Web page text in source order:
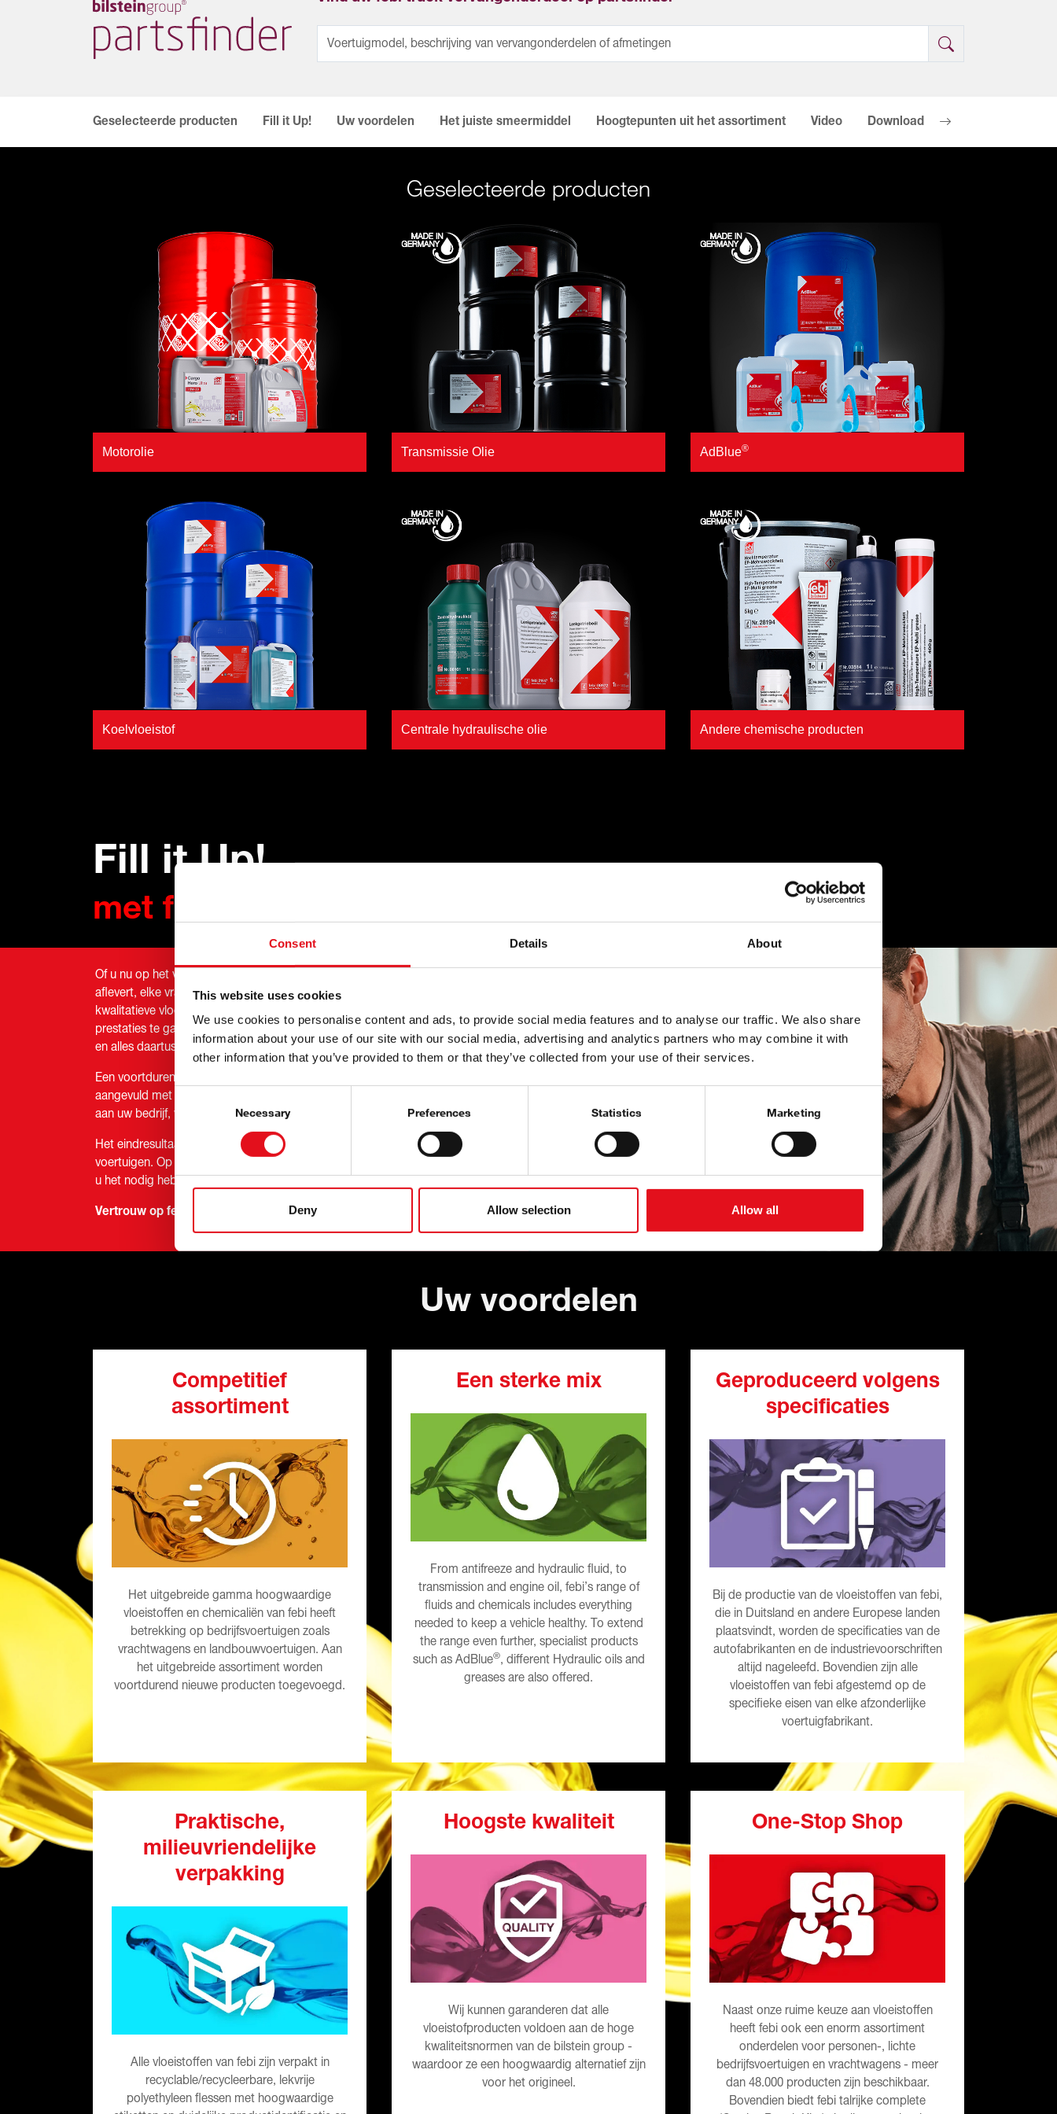
Consent Details About
This website uses cookies
We use cookies to personalise content and ads, to provide social media features and to analyse our traffic. We also share
information about your use of our site with our social media, advertising and analytics partners who may combine it with
other information that you’ve provided to them or that they’ve collected from your use of their services.
Selection
Necessary Preferences Statistics Marketing
Deny Allow selection Allow all
Geselecteerde producten Fill it Up! Uw voordelen Het juiste smeermiddel Hoogtepunten uit het assortiment Video Download Duurzaamheid
Geselecteerde producten
Motorolie
Koelvloeistof
Transmissie Olie
Centrale hydraulische olie
AdBlue®
Andere chemische producten
Fill it Up!
met febi vloeistoffen
Of u nu op het veld werkt, zware lasten vervoert of pakketten voor het werk
aflevert, elke vrachtwagen, bus en/of terreinwagen heeft hoogwaardige
kwalitatieve vloeistoffen en chemicaliën nodig om betrouwbaarheid en
prestaties te garanderen. Van krachtige vrachtwagens en bussen tot tractoren
en alles daartussenin, febi heeft wat u zoekt - van start tot finish.
Een voortdurend groeiend kwaliteitsassortiment van OEM-specificaties wordt
aangevuld met een gebruiksvriendelijke online catalogus en een snelle levering
aan uw bedrijf, werkplaats/garage of groothandel.
Het eindresultaat? Goed onderhouden en betrouwbaar werkende machines en
voertuigen. Op of naast de snelweg, febi heeft alles wat u nodig hebt, wanneer
u het nodig hebt - de juiste oplossing voor u, uw voertuig en uw wagenpark.
Vertrouw op febi vloeistoffen & chemicaliën!
Uw voordelen
Competitief
assortiment
Het uitgebreide gamma hoogwaardige
vloeistoffen en chemicaliën van febi heeft
betrekking op bedrijfsvoertuigen zoals
vrachtwagens en landbouwvoertuigen. Aan
het uitgebreide assortiment worden
voortdurend nieuwe producten toegevoegd.
Een sterke mix
From antifreeze and hydraulic fluid, to
transmission and engine oil, febi’s range of
fluids and chemicals includes everything
needed to keep a vehicle healthy. To extend
the range even further, specialist products
such as AdBlue®, different Hydraulic oils and
greases are also offered.
Geproduceerd volgens
specificaties
Bij de productie van de vloeistoffen van febi,
die in Duitsland en andere Europese landen
plaatsvindt, worden de specificaties van de
autofabrikanten en de industrievoorschriften
altijd nageleefd. Bovendien zijn alle
vloeistoffen van febi afgestemd op de
specifieke eisen van elke afzonderlijke
voertuigfabrikant.
Praktische,
milieuvriendelijke
verpakking
Alle vloeistoffen van febi zijn verpakt in
recyclable/recycleerbare, lekvrije
polyethyleen flessen met hoogwaardige
Hoogste kwaliteit
Wij kunnen garanderen dat alle
vloeistofproducten voldoen aan de hoge
kwaliteitsnormen van de bilstein group -
waardoor ze een hoogwaardig alternatief zijn
voor het origineel.
One-Stop Shop
Naast onze ruime keuze aan vloeistoffen
heeft febi ook een enorm assortiment
onderdelen voor personen-, lichte
bedrijfsvoertuigen en vrachtwagens - meer
dan 48.000 producten zijn beschikbaar.
Bovendien biedt febi talrijke complete